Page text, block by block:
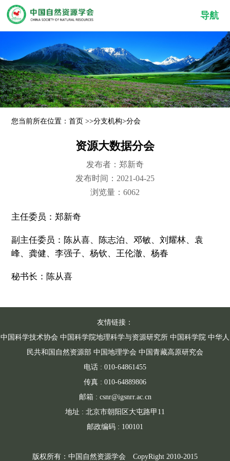
导航
您当前所在位置：首页 >>分支机构>分会
资源大数据分会
发布者：郑新奇
发布时间：2021-04-25
浏览量：6062
主任委员：郑新奇
副主任委员：陈从喜、陈志泊、邓敏、刘耀林、袁
峰、龚健、李强子、杨钦、王伦澈、杨春
秘书长：陈从喜
友情链接：
中国科学技术协会 中国科学院地理科学与资源研究所 中国科学院 中华人
民共和国自然资源部 中国地理学会 中国青藏高原研究会
电话 : 010-64861455
传真 : 010-64889806
邮箱 : csnr@igsnrr.ac.cn
地址 : 北京市朝阳区大屯路甲11
邮政编码 : 100101
版权所有：中国自然资源学会 CopyRight 2010-2015